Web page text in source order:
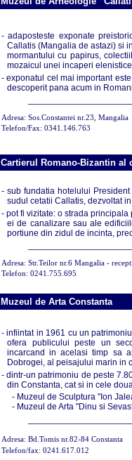
- adaposteste exponate
Callatis (Mangalia de astazi) si
mormantului cu papirus,
mozaicul unei incaperi
- exponatul cel mai important
descoperit pana acum in
Adresa: Sos.Constantei nr.23, Mangalia
Telefon/Fax: 0341.146.763
Cartierul Romano-Bizantin al
- sub fundatia hotelului
sudul cetatii Callatis, dezvoltat
- pot fi vizitate: o strada
ei de canalizare sau ale
portiune din zidul de incinta,
Adresa: Str.Teilor nr.6 Mangalia -
Telefon: 0241.755.695
Muzeul de Arta Constanta
- infiintat in 1961 cu un
ofera publicului peste un
incarcand in acelasi timp sa
Dobrogei, al peisajului marin in
- dintr-un patrimoniu de peste
din Constanta, cat si in cele
- Muzeul de Sculptura "Ion
- Muzeul de Arta "Dinu si
Adresa: Bd.Tomis nr.82-84 Constanta
Telefon/fax: 0241.617.012